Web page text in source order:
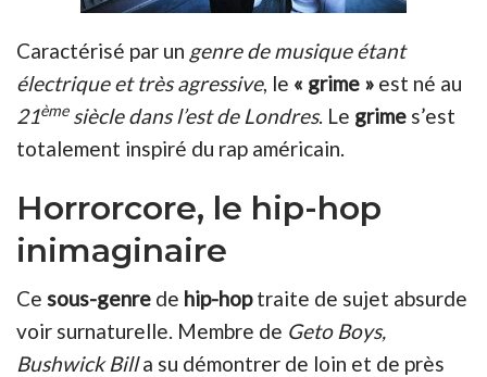
Caractérisé par un genre de musique étant
électrique et très agressive, le « grime » est né au
21èmesiècle dans l’est de Londres. Le grime s’est
totalement inspiré du rap américain.
Horrorcore, le hip-hop
inimaginaire
Ce sous-genre de hip-hoptraite de sujet absurde
voir surnaturelle. Membre de Geto Boys,
Bushwick Billa su démontrer de loin et de près